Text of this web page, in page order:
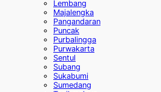
Lembang
Majalengka
Pangandaran
Puncak
Purbalingga
Purwakarta
Sentul
Subang
Sukabumi
Sumedang